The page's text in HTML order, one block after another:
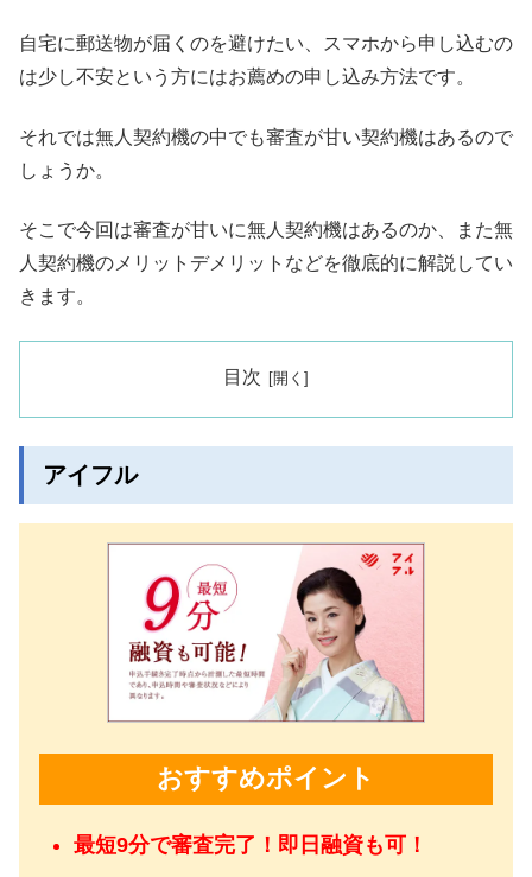
自宅に郵送物が届くのを避けたい、スマホから申し込むの
は少し不安という方にはお薦めの申し込み方法です。
それでは無人契約機の中でも審査が甘い契約機はあるので
しょうか。
そこで今回は審査が甘いに無人契約機はあるのか、また無
人契約機のメリットデメリットなどを徹底的に解説してい
きます。
目次
アイフル
おすすめポイント
最短9分で審査完了！即日融資も可！